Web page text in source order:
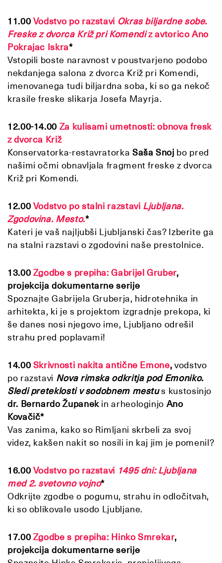
11.00Vodstvo po razstavi Okras biljardne sobe.
Freske z dvorca Križ pri Komendiz avtorico Ano
Pokrajac Iskra*
Vstopili boste naravnost v poustvarjeno podobo
nekdanjega salona z dvorca Križ pri Komendi,
imenovanega tudi biljardna soba, ki so ga nekoč
krasile freske slikarja Josefa Mayrja.
12.00-14.00 Za kulisami umetnosti: obnova fresk
z dvorca Križ
Konservatorka-restavratorka Saša Snoj bo pred
našimi očmi obnavljala fragment freske z dvorca
Križ pri Komendi.
12.00Vodstvo po stalni razstavi Ljubljana.
Zgodovina. Mesto.*
Kateri je vaš najljubši Ljubljanski čas? Izberite ga
na stalni razstavi o zgodovini naše prestolnice.
13.00Zgodbe s prepiha: Gabrijel Gruber,
projekcija dokumentarne serije
Spoznajte Gabrijela Gruberja, hidrotehnika in
arhitekta, ki je s projektom izgradnje prekopa, ki
še danes nosi njegovo ime, Ljubljano odrešil
strahu pred poplavami!
14.00Skrivnosti nakita antične Emone, vodstvo
po razstavi Nova rimska odkritja pod Emoniko.
Sledi preteklosti v sodobnem mestus kustosinjo
dr. Bernardo Županekin arheologinjo Ano
Kovačič*
Vas zanima, kako so Rimljani skrbeli za svoj
videz, kakšen nakit so nosili in kaj jim je pomenil?
16.00Vodstvo po razstavi 1495 dni: Ljubljana
med 2. svetovno vojno*
Odkrijte zgodbe o pogumu, strahu in odločitvah,
ki so oblikovale usodo Ljubljane.
17.00Zgodbe s prepiha: Hinko Smrekar,
projekcija dokumentarne serije